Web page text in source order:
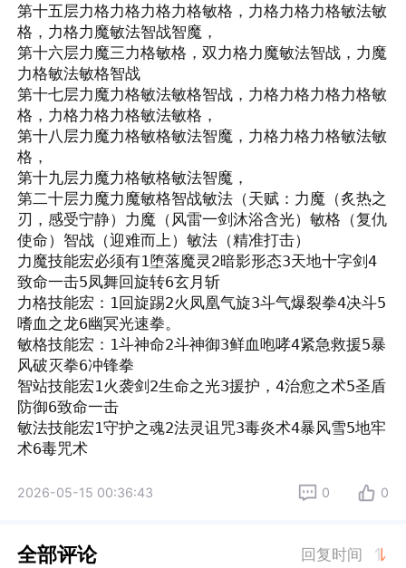
第十五层力格力格力格力格敏格，力格力格力格敏法敏
格，力格力魔敏法智战智魔，
第十六层力魔三力格敏格，双力格力魔敏法智战，力魔
力格敏法敏格智战
第十七层力魔力格敏法敏格智战，力格力格力格力格敏
格，力格力格力格敏法敏格，
第十八层力魔力格敏格敏法智魔，力格力格力格敏法敏
格，
第十九层力魔力格敏格敏法智魔，
第二十层力魔力魔敏格智战敏法（天赋：力魔（炙热之
刃，感受宁静）力魔（风雷一剑沐浴含光）敏格（复仇
使命）智战（迎难而上）敏法（精准打击）
力魔技能宏必须有1堕落魔灵2暗影形态3天地十字剑4
致命一击5凤舞回旋转6玄月斩
力格技能宏：1回旋踢2火凤凰气旋3斗气爆裂拳4决斗5
嗜血之龙6幽冥光速拳。
敏格技能宏：1斗神命2斗神御3鲜血咆哮4紧急救援5暴
风破灭拳6冲锋拳
智站技能宏1火袭剑2生命之光3援护，4治愈之术5圣盾
防御6致命一击
敏法技能宏1守护之魂2法灵诅咒3毒炎术4暴风雪5地牢
术6毒咒术
2026-05-15 00:36:43 0 0
全部评论 回复时间